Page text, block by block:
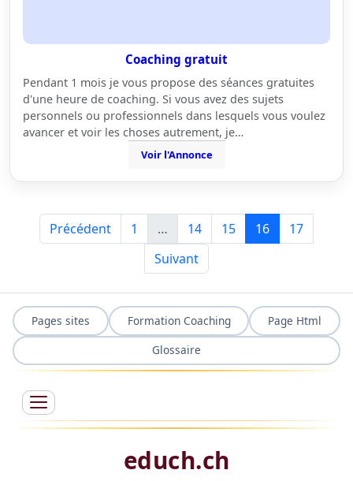
Coaching gratuit
Pendant 1 mois je vous propose des séances gratuites
d'une heure de coaching. Si vous avez des sujets
personnels ou professionnels dans lesquels vous voulez
avancer et voir les choses autrement, je…
Voir l'Annonce
Précédent 1 … 14 15 16
17
Suivant
Pages sites Formation Coaching
Page Html
Glossaire
educh.ch